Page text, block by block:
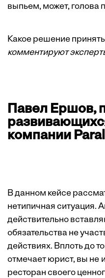
выпьем, может, голова
Какое решение
комментируют
Павел Ершов,
компании
В данном кейсе
нетипичная ситуация.
действительно
обязательства не
действиях. Вплоть до
отмечает юрист, вы не
ресторан своего